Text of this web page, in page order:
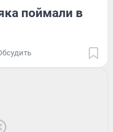
поймали в